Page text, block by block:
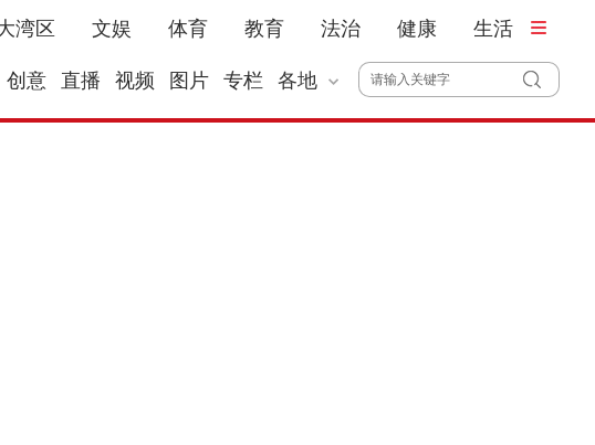
湾区 文娱 体育 教育 法治 健康 生活
创意 直播 视频 图片 专栏 各地